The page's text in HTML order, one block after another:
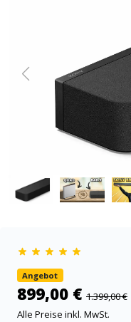
Angebot
899,00 € 1.399,00 €
Alle Preise inkl. MwSt.